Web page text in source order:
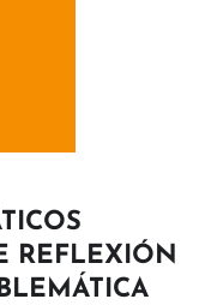
REFLEXIÓN